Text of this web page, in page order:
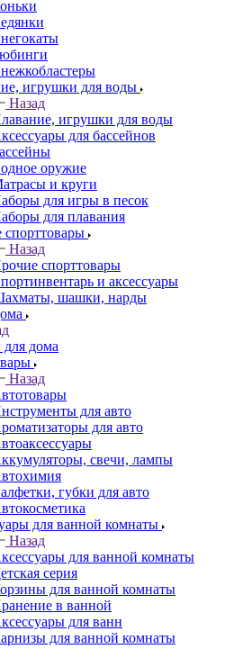
игрушки для воды
Назад
игрушки для воды
для бассейнов
оружие
и круги
для игры в песок
для плавания
Назад
спорттовары
и аксессуары
шашки, нарды
дома
Назад
для авто
для авто
свечи, лампы
губки для авто
для ванной комнаты
Назад
для ванной комнаты
серия
для ванной комнаты
в ванной
для ванн
для ванной комнаты